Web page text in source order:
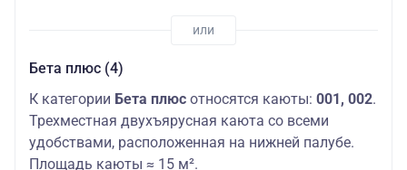
Бета плюс (4)
К категории Бета плюс относятся каюты: 001, 002.
Трехместная двухъярусная каюта со всеми
удобствами, расположенная на нижней палубе.
Площадь каюты ≈ 15 м².